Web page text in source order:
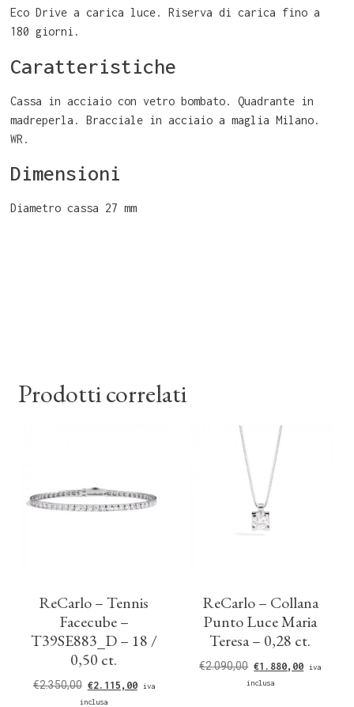
Eco Drive a carica luce. Riserva di carica fino a
180 giorni.
Caratteristiche
Cassa in acciaio con vetro bombato. Quadrante in
madreperla. Bracciale in acciaio a maglia Milano.
WR.
Dimensioni
Diametro cassa 27 mm
Prodotti correlati
ReCarlo – Tennis
Facecube –
T39SE883_D – 18 /
0,50 ct.
€2.350,00 €2.115,00
iva
inclusa
ReCarlo – Collana
Punto Luce Maria
Teresa – 0,28 ct.
€2.090,00 €1.880,00
iva
inclusa